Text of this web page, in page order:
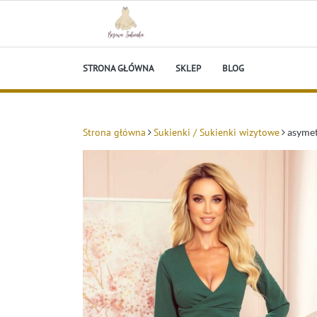
Beżowa Sukienka
STRONA GŁÓWNA SKLEP BLOG
Strona główna Sukienki / Sukienki wizytowe